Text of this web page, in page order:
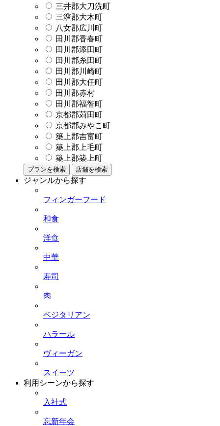
三井郡大刀洗町
三潴郡大木町
八女郡広川町
田川郡香春町
田川郡添田町
田川郡糸田町
田川郡川崎町
田川郡大任町
田川郡赤村
田川郡福智町
京都郡苅田町
京都郡みやこ町
築上郡吉富町
築上郡上毛町
築上郡築上町
プランを検索 店舗を検索
ジャンルから探す
フィンガーフード
和食
洋食
中華
寿司
肉
ベジタリアン
ハラール
ヴィーガン
スイーツ
利用シーンから探す
入社式
忘新年会